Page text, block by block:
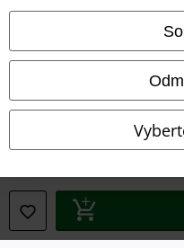
Prohlášení
Ochrana osobních údajů
Likvidace odpadu a ochrana
Prohlášení o shodě